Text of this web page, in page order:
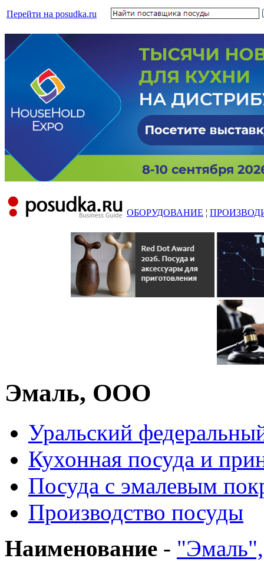
Перейти на posudka.ru
ОБОРУДОВАНИЕ ¦
Эмаль, ООО
Уральский
Кухонная посуда и
Посуда с эмалевым
Производство посуды
Наименование -